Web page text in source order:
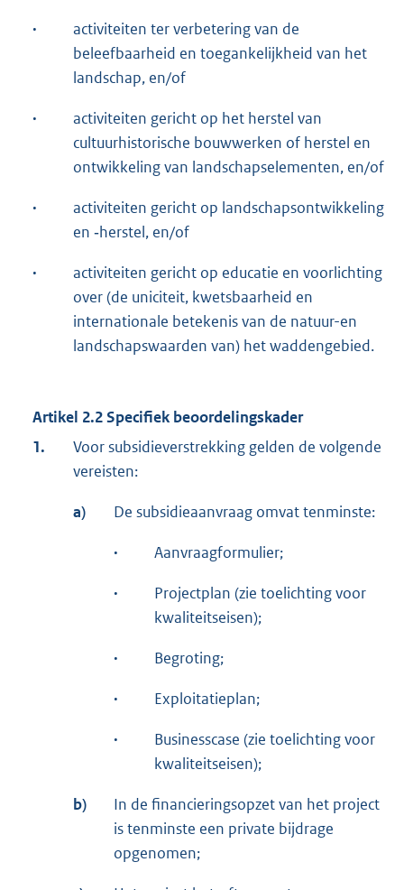
·
activiteiten ter verbetering van de
beleefbaarheid en toegankelijkheid van het
landschap, en/of
·
activiteiten gericht op het herstel van
cultuurhistorische bouwwerken of herstel en
ontwikkeling van landschapselementen, en/of
·
activiteiten gericht op landschapsontwikkeling
en ‐herstel, en/of
·
activiteiten gericht op educatie en voorlichting
over (de uniciteit, kwetsbaarheid en
internationale betekenis van de natuur-en
landschapswaarden van) het waddengebied.
Artikel 2.2 Specifiek beoordelingskader
1.
Voor subsidieverstrekking gelden de volgende
vereisten:
a) De subsidieaanvraag omvat tenminste:
· Aanvraagformulier;
·
Projectplan (zie toelichting voor
kwaliteitseisen);
· Begroting;
· Exploitatieplan;
·
Businesscase (zie toelichting voor
kwaliteitseisen);
b)
In de financieringsopzet van het project
is tenminste een private bijdrage
opgenomen;